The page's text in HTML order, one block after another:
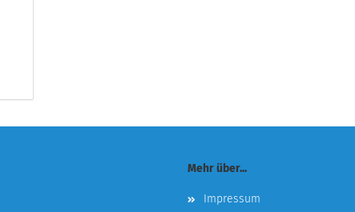
Mehr über...
Impressum